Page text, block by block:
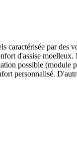
par des
d'assise
possible (module
personnalisé.